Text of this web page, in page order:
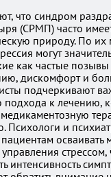
что синдром
(СРМП) часто
природу. По их
могут
как частые позывы
дискомфорт и
подчеркивают
подхода к лечению,
Психологи и
осваивать
интенсивность